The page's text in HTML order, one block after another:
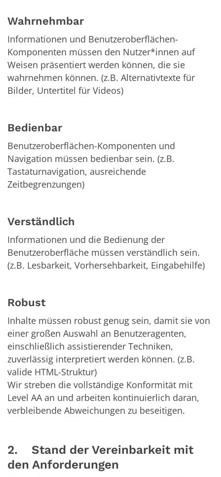
Wahrnehmbar
Informationen und Benutzeroberflächen-
Komponenten müssen den Nutzer*innen auf
Weisen präsentiert werden können, die sie
wahrnehmen können. (z.B. Alternativtexte für
Bilder, Untertitel für Videos)
Bedienbar
Benutzeroberflächen-Komponenten und
Navigation müssen bedienbar sein. (z.B.
Tastaturnavigation, ausreichende
Zeitbegrenzungen)
Verständlich
Informationen und die Bedienung der
Benutzeroberfläche müssen verständlich sein.
(z.B. Lesbarkeit, Vorhersehbarkeit, Eingabehilfe)
Robust
Inhalte müssen robust genug sein, damit sie von
einer großen Auswahl an Benutzeragenten,
einschließlich assistierender Techniken,
zuverlässig interpretiert werden können. (z.B.
valide HTML-Struktur)
Wir streben die vollständige Konformität mit
Level AA an und arbeiten kontinuierlich daran,
verbleibende Abweichungen zu beseitigen.
2. Stand der Vereinbarkeit mit
den Anforderungen